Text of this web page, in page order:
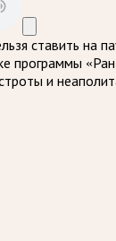
ставить на
программы
и